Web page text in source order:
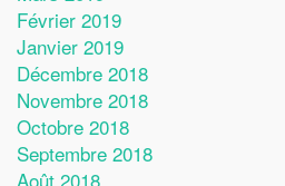
Février 2019
Janvier 2019
Décembre 2018
Novembre 2018
Octobre 2018
Septembre 2018
Août 2018